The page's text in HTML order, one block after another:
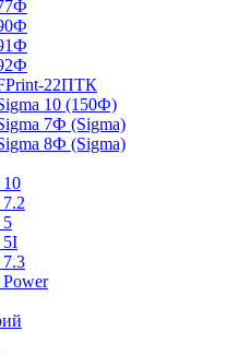
22ПТК
10 (150Ф)
7Ф (Sigma)
8Ф (Sigma)
5
5I